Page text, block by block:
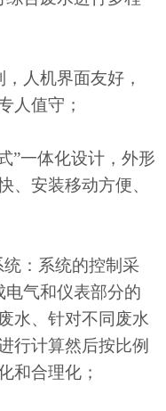
人机界面友好，
人值守；
”一体化设计，外形
、安装移动方便、
：系统的控制采
电气和仪表部分的
水、针对不同废水
行计算然后按比例
和合理化；